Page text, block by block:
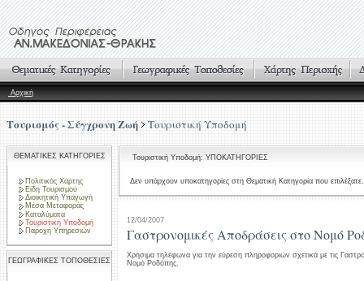
Αρχική
Τουρισμός - Σύγχρονη Ζωή Τουριστική Υποδομή
ΘΕΜΑΤΙΚΕΣ ΚΑΤΗΓΟΡΙΕΣ
Πολιτικός Χάρτης
Είδη Τουρισμού
Διοικητική Υπαγωγή
Μέσα Μεταφοράς
Καταλύματα
Τουριστική Υποδομή
Παροχή Υπηρεσιών
ΓΕΩΓΡΑΦΙΚΕΣ ΤΟΠΟΘΕΣΙΕΣ
Τουριστική Υποδομή: ΥΠΟΚΑΤΗΓΟΡΙΕΣ
Δεν υπάρχουν υποκατηγορίες στη Θεματική Κατηγορία που επιλέξατε.
12/04/2007
Γαστρονομικές Αποδράσεις στο Νομό
Χρήσιμα τηλέφωνα για την εύρεση πληροφοριών σχετικά με τις
Νομό Ροδόπης.